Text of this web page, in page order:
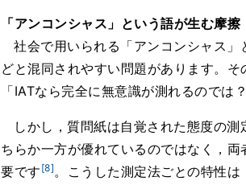
「アンコンシャス」という語が生む摩擦
社会で用いられる「アンコンシャス
どと混同されやすい問題があります。
「IATなら完全に無意識が測れるのでは
しかし，質問紙は自覚された態度の
ちらか一方が優れているのではなく，
要です [8]。こうした測定法ごとの特性